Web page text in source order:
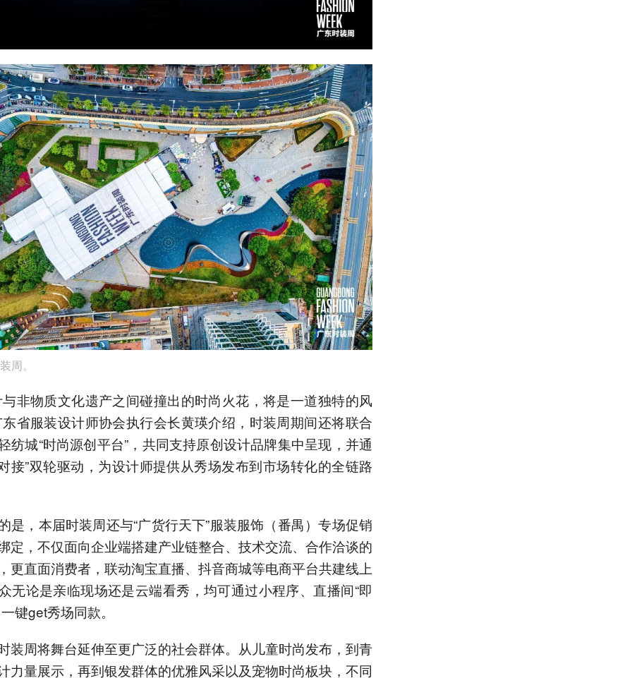
周。
与非物质文化遗产之间碰撞出的时尚火花，将是一道独特的风
东省服装设计师协会执行会长黄瑛介绍，时装周期间还将联合
纺城“时尚源创平台”，共同支持原创设计品牌集中呈现，并通
接”双轮驱动，为设计师提供从秀场发布到市场转化的全链路
是，本届时装周还与“广货行天下”服装服饰（番禺）专场促销
定，不仅面向企业端搭建产业链整合、技术交流、合作洽谈的
更直面消费者，联动淘宝直播、抖音商城等电商平台共建线上
无论是亲临现场还是云端看秀，均可通过小程序、直播间“即
键get秀场同款。
装周将舞台延伸至更广泛的社会群体。从儿童时尚发布，到青
力量展示，再到银发群体的优雅风采以及宠物时尚板块，不同